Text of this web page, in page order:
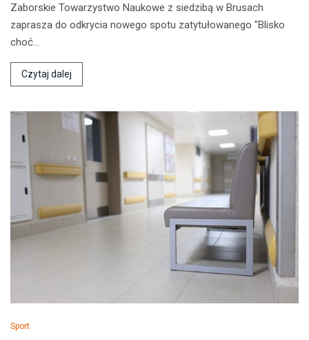
Zaborskie Towarzystwo Naukowe z siedzibą w Brusach
zaprasza do odkrycia nowego spotu zatytułowanego "Blisko
choć…
Czytaj dalej
Sport